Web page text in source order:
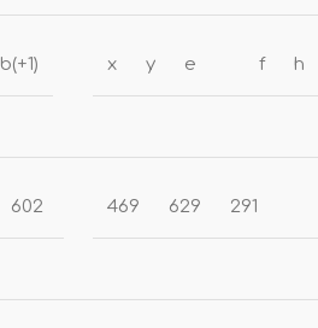
b(+1) x y e f h
602 469 629 291